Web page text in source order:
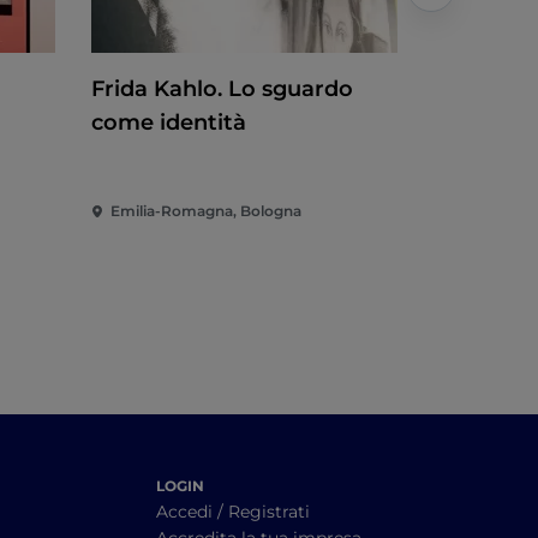
Frida Kahlo. Lo sguardo
come identità
Emilia-Romagna, Bologna
LOGIN
Accedi / Registrati